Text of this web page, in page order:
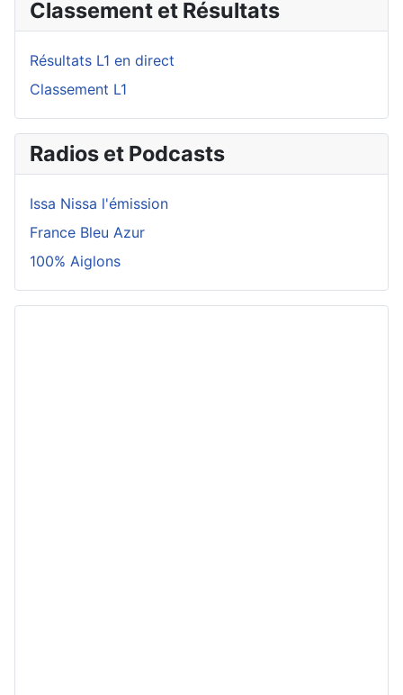
Classement et Résultats
Résultats L1 en direct
Classement L1
Radios et Podcasts
Issa Nissa l'émission
France Bleu Azur
100% Aiglons